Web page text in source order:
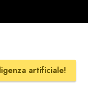
artificiale!